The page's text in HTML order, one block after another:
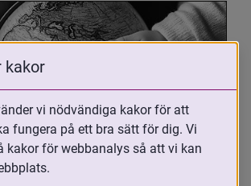
är adopterad,
eller arbetar med
kakor
vi nödvändiga kakor för att
fungera på ett bra sätt för dig. Vi
kakor för webbanalys så att vi kan